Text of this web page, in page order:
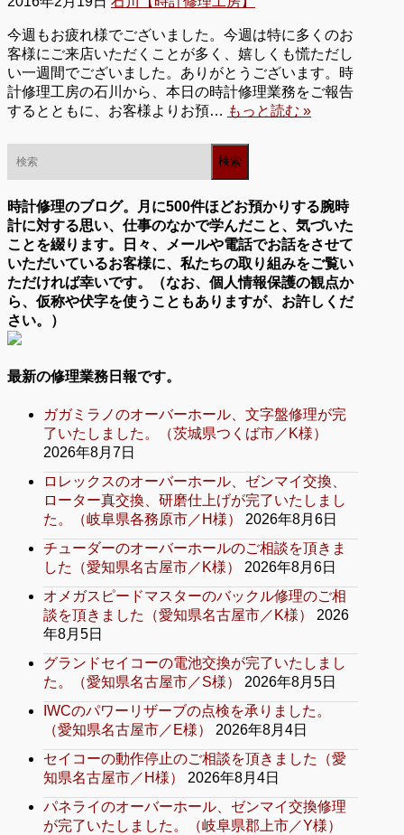
今週もお疲れ様でございました。今週は特に多くのお
客様にご来店いただくことが多く、嬉しくも慌ただし
い一週間でございました。ありがとうございます。時
計修理工房の石川から、本日の時計修理業務をご報告
するとともに、お客様よりお預… もっと読む »
時計修理のブログ。月に500件ほどお預かりする腕時
計に対する思い、仕事のなかで学んだこと、気づいた
ことを綴ります。日々、メールや電話でお話をさせて
いただいているお客様に、私たちの取り組みをご覧い
ただければ幸いです。（なお、個人情報保護の観点か
ら、仮称や伏字を使うこともありますが、お許しくだ
さい。）
最新の修理業務日報です。
ガガミラノのオーバーホール、文字盤修理が完
了いたしました。（茨城県つくば市／K様）
2026年8月7日
ロレックスのオーバーホール、ゼンマイ交換、
ローター真交換、研磨仕上げが完了いたしまし
た。（岐阜県各務原市／H様）
2026年8月6日
チューダーのオーバーホールのご相談を頂きま
した（愛知県名古屋市／K様）
2026年8月6日
オメガスピードマスターのバックル修理のご相
談を頂きました（愛知県名古屋市／K様）
2026
年8月5日
グランドセイコーの電池交換が完了いたしまし
た。（愛知県名古屋市／S様）
2026年8月5日
IWCのパワーリザーブの点検を承りました。
（愛知県名古屋市／E様）
2026年8月4日
セイコーの動作停止のご相談を頂きました（愛
知県名古屋市／H様）
2026年8月4日
パネライのオーバーホール、ゼンマイ交換修理
が完了いたしました。（岐阜県郡上市／Y様）